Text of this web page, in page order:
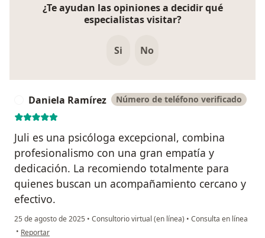
¿Te ayudan las opiniones a decidir qué
especialistas visitar?
Si No
Daniela Ramírez Número de teléfono verificado
Juli es una psicóloga excepcional, combina
profesionalismo con una gran empatía y
dedicación. La recomiendo totalmente para
quienes buscan un acompañamiento cercano y
efectivo.
25 de agosto de 2025 • Consultorio virtual (en línea) • Consulta en línea
• en opinión del usuario Daniela Ramírez
Reportar